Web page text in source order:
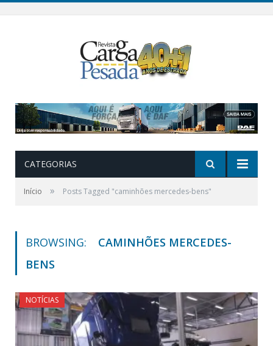
CATEGORIAS
Início » Posts Tagged "caminhões mercedes-bens"
BROWSING:
CAMINHÕES MERCEDES-
BENS
NOTÍCIAS